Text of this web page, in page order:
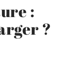
:
?